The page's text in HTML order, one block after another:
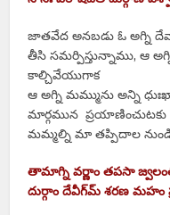
జాతవేద అనబడు ఓ అగ్ని
తీసి సమర్పిస్తున్నాము, ఆ
కాల్చివేయుగాక
ఆ అగ్ని మమ్మును అన్ని
మార్గమున
మమ్మల్ని మా తప్పిదాల
తామాగ్ని వర్ణాం తపసా
దుర్గాం దేవీగ్‍మ్ శరణ మహం